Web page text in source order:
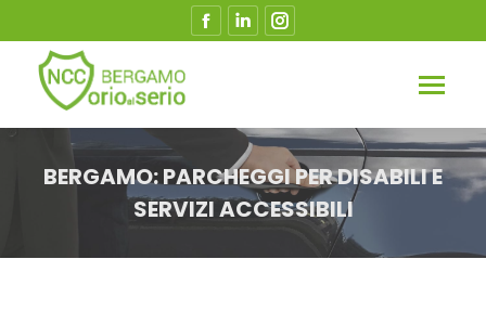
Facebook
new
window
Linkedin
new
window
new
window
BERGAMO: PARCHEGGI PER DISABILI E
SERVIZI ACCESSIBILI